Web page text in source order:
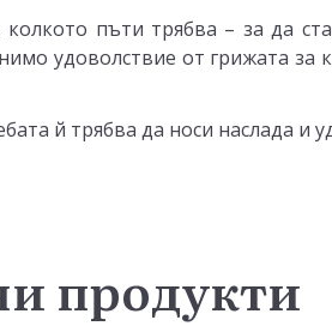
пъти трябва – за да
удоволствие от грижата за
й трябва да носи наслада и
продукти